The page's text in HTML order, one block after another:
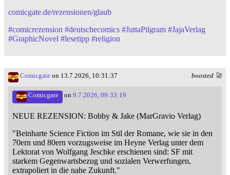
comicgate.de/rezensionen/glaub
#comicrezension #deutschecomics #JuttaPilgram #JajaVerlag
#GraphicNovel #lesetipp #religion
boosted 🚀
Comicgate on 13.7.2026, 10:31:37
Comicgate on 9.7.2026, 09:33:19
NEUE REZENSION: Bobby & Jake (MarGravio Verlag)
"Beinharte Science Fiction im Stil der Romane, wie sie in den
70ern und 80ern vorzugsweise im Heyne Verlag unter dem
Lektorat von Wolfgang Jeschke erschienen sind: SF mit
starkem Gegenwartsbezug und sozialen Verwerfungen,
extrapoliert in die nahe Zukunft."